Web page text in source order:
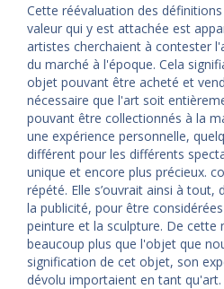
Cette réévaluation des
valeur qui y est attachée est
artistes cherchaient à contester
du marché à l'époque. Cela
objet pouvant être acheté et
nécessaire que l'art soit
pouvant être collectionnés à la
une expérience personnelle,
différent pour les différents
unique et encore plus précieux.
répété. Elle s’ouvrait ainsi à tout,
la publicité, pour être
peinture et la sculpture. De cette
beaucoup plus que l'objet que
signification de cet objet, son
dévolu importaient en tant qu'art.